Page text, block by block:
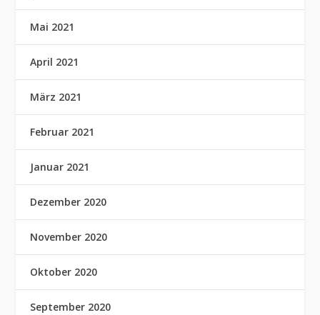
Mai 2021
April 2021
März 2021
Februar 2021
Januar 2021
Dezember 2020
November 2020
Oktober 2020
September 2020